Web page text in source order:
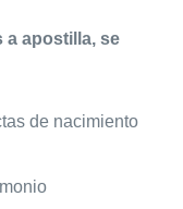
a apostilla, se
de nacimiento